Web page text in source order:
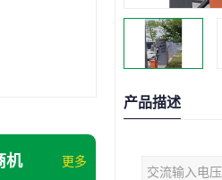
机 更多
产品描述
交流输入电压